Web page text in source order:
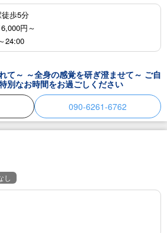
歩5分
円～
24:00
て～ ～全身の感覚を研ぎ澄ませて～ ご自
別なお時間をお過ごしください
090-6261-6762
し